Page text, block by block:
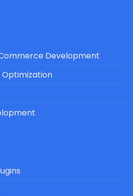
Development
Optimization